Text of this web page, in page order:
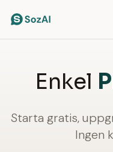
Enkel
Starta gratis,
Ingen